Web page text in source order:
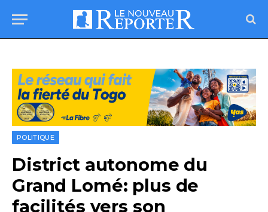
POLITIQUE
District autonome du
Grand Lomé: plus de
facilités vers son